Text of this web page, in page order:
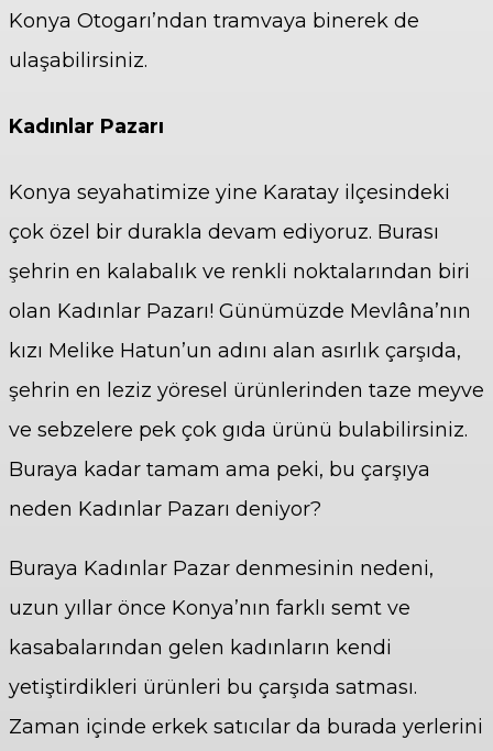
Konya Otogarı’ndan tramvaya binerek de
ulaşabilirsiniz.
Kadınlar Pazarı
Konya seyahatimize yine Karatay ilçesindeki
çok özel bir durakla devam ediyoruz. Burası
şehrin en kalabalık ve renkli noktalarından biri
olan Kadınlar Pazarı! Günümüzde Mevlâna’nın
kızı Melike Hatun’un adını alan asırlık çarşıda,
şehrin en leziz yöresel ürünlerinden taze meyve
ve sebzelere pek çok gıda ürünü bulabilirsiniz.
Buraya kadar tamam ama peki, bu çarşıya
neden Kadınlar Pazarı deniyor?
Buraya Kadınlar Pazar denmesinin nedeni,
uzun yıllar önce Konya’nın farklı semt ve
kasabalarından gelen kadınların kendi
yetiştirdikleri ürünleri bu çarşıda satması.
Zaman içinde erkek satıcılar da burada yerlerini